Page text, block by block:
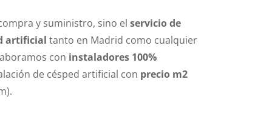
y suministro, sino elservicio de
artificial tanto en Madrid como cualquier
con instaladores 100%
de césped artificial con precio m2